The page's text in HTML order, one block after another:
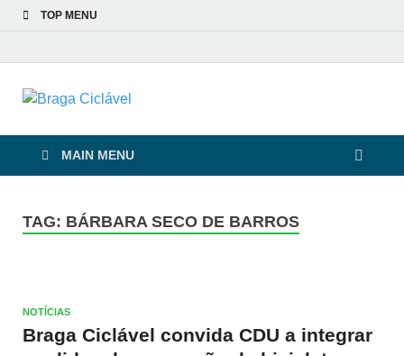
TOP MENU
Braga Ciclável
MAIN MENU
TAG: BÁRBARA SECO DE BARROS
NOTÍCIAS
Braga Ciclável convida CDU a integrar